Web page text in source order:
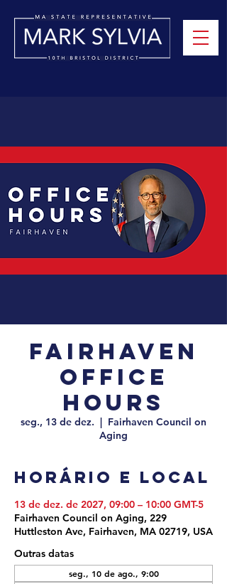
Fairhaven
Office
Hours
seg., 13 de dez.
  |
Fairhaven Council on
Aging
Horário e local
13 de dez. de 2027, 09:00 – 10:00 GMT-5
Fairhaven Council on Aging, 229
Huttleston Ave, Fairhaven, MA 02719, USA
Outras datas
seg., 10 de ago., 9:00